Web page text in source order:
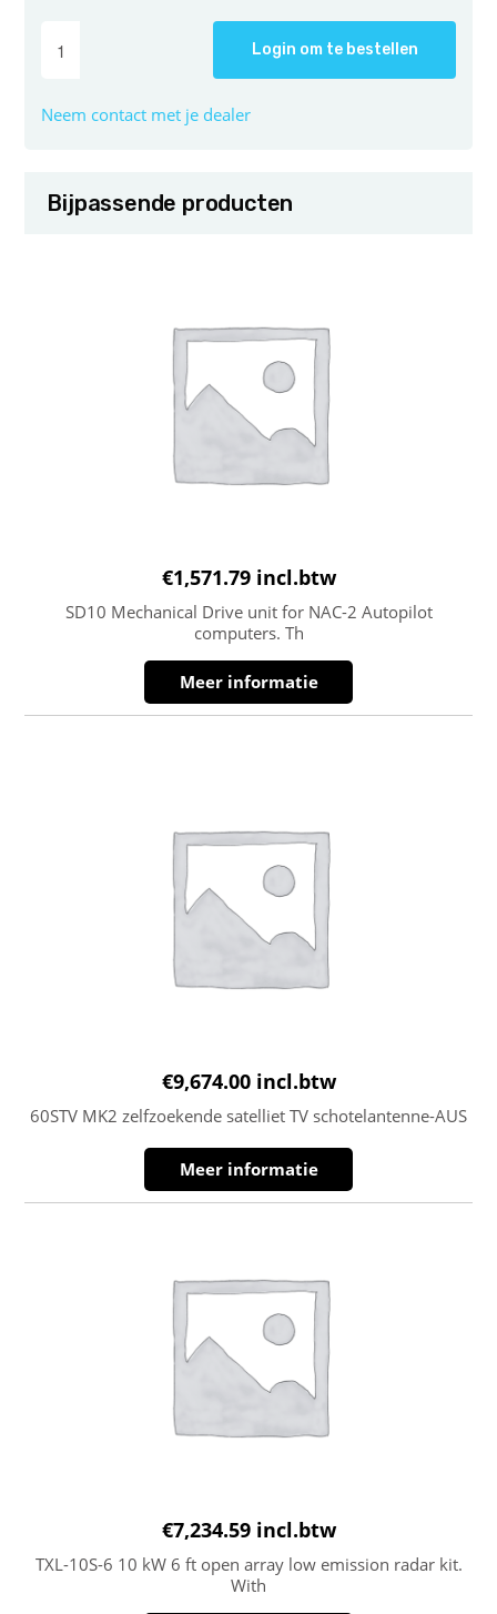
Login om te bestellen
Neem contact met je dealer
Bijpassende producten
€1,571.79 incl.btw
SD10 Mechanical Drive unit for NAC-2 Autopilot
computers. Th
Meer informatie
€9,674.00 incl.btw
60STV MK2 zelfzoekende satelliet TV schotelantenne-AUS
Meer informatie
€7,234.59 incl.btw
TXL-10S-6 10 kW 6 ft open array low emission radar kit.
With